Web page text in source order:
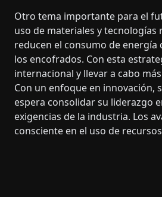
Otro tema importante para el
uso de materiales y
reducen el consumo de
los encofrados. Con esta
internacional y llevar a cabo
Con un enfoque en innovación,
espera consolidar su liderazgo
exigencias de la industria. Los
consciente en el uso de